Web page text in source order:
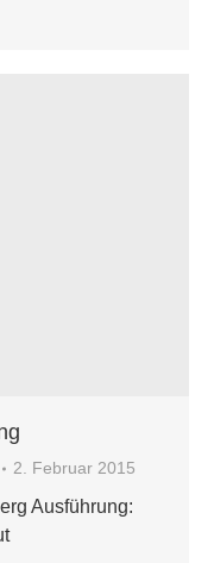
2. Februar 2015
Ausführung: